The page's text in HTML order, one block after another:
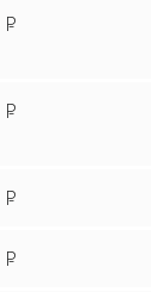
P
P
P
P